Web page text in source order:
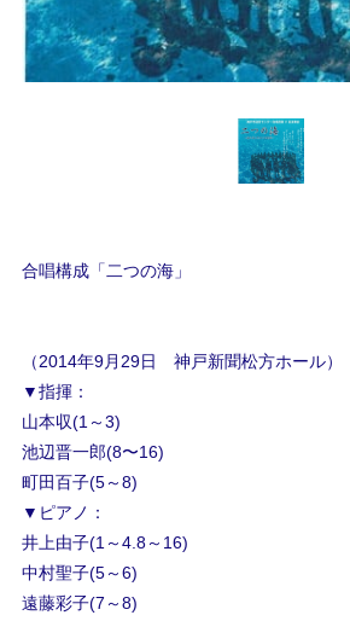
合唱構成「二つの海」
（2014年9月29日 神戸新聞松方ホール）
▼指揮：
山本収(1～3)
池辺晋一郎(8〜16)
町田百子(5～8)
▼ピアノ：
井上由子(1～4.8～16)
中村聖子(5～6)
遠藤彩子(7～8)